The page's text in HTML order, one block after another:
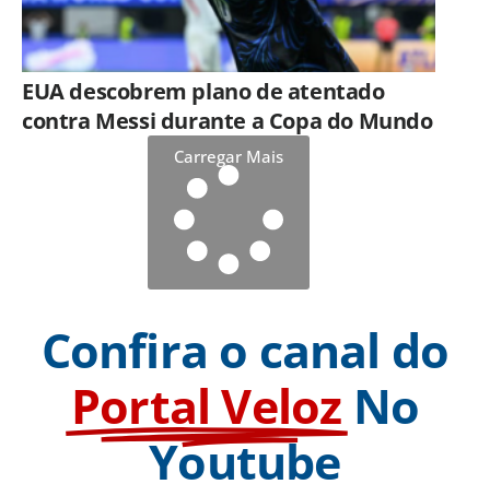
EUA descobrem plano de atentado
contra Messi durante a Copa do Mundo
Carregar Mais
Confira o canal do
Portal Veloz No
Youtube